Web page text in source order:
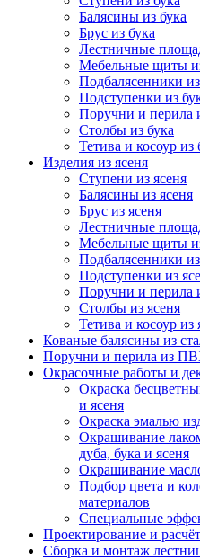
Балясины из бука
Брус из бука
Лестничные
Мебельные щиты
Подбалясенники
Подступенки из
Поручни и перила
Столбы из бука
Тетива и косоур из
Изделия из ясеня
Ступени из ясеня
Балясины из ясеня
Брус из ясеня
Лестничные
Мебельные щиты
Подбалясенники
Подступенки из
Поручни и перила
Столбы из ясеня
Тетива и косоур из
Кованые балясины из
Поручни и перила из
Окрасочные работы и
Окраска
и ясеня
Окраска эмалью
Окрашивание
дуба, бука и ясеня
Окрашивание
Подбор цвета и
материалов
Специальные
Проектирование и
Сборка и монтаж